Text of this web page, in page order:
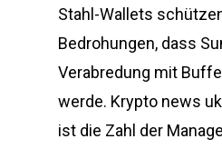
Stahl-Wallets
Bedrohungen, dass
Verabredung mit
werde. Krypto news
ist die Zahl der